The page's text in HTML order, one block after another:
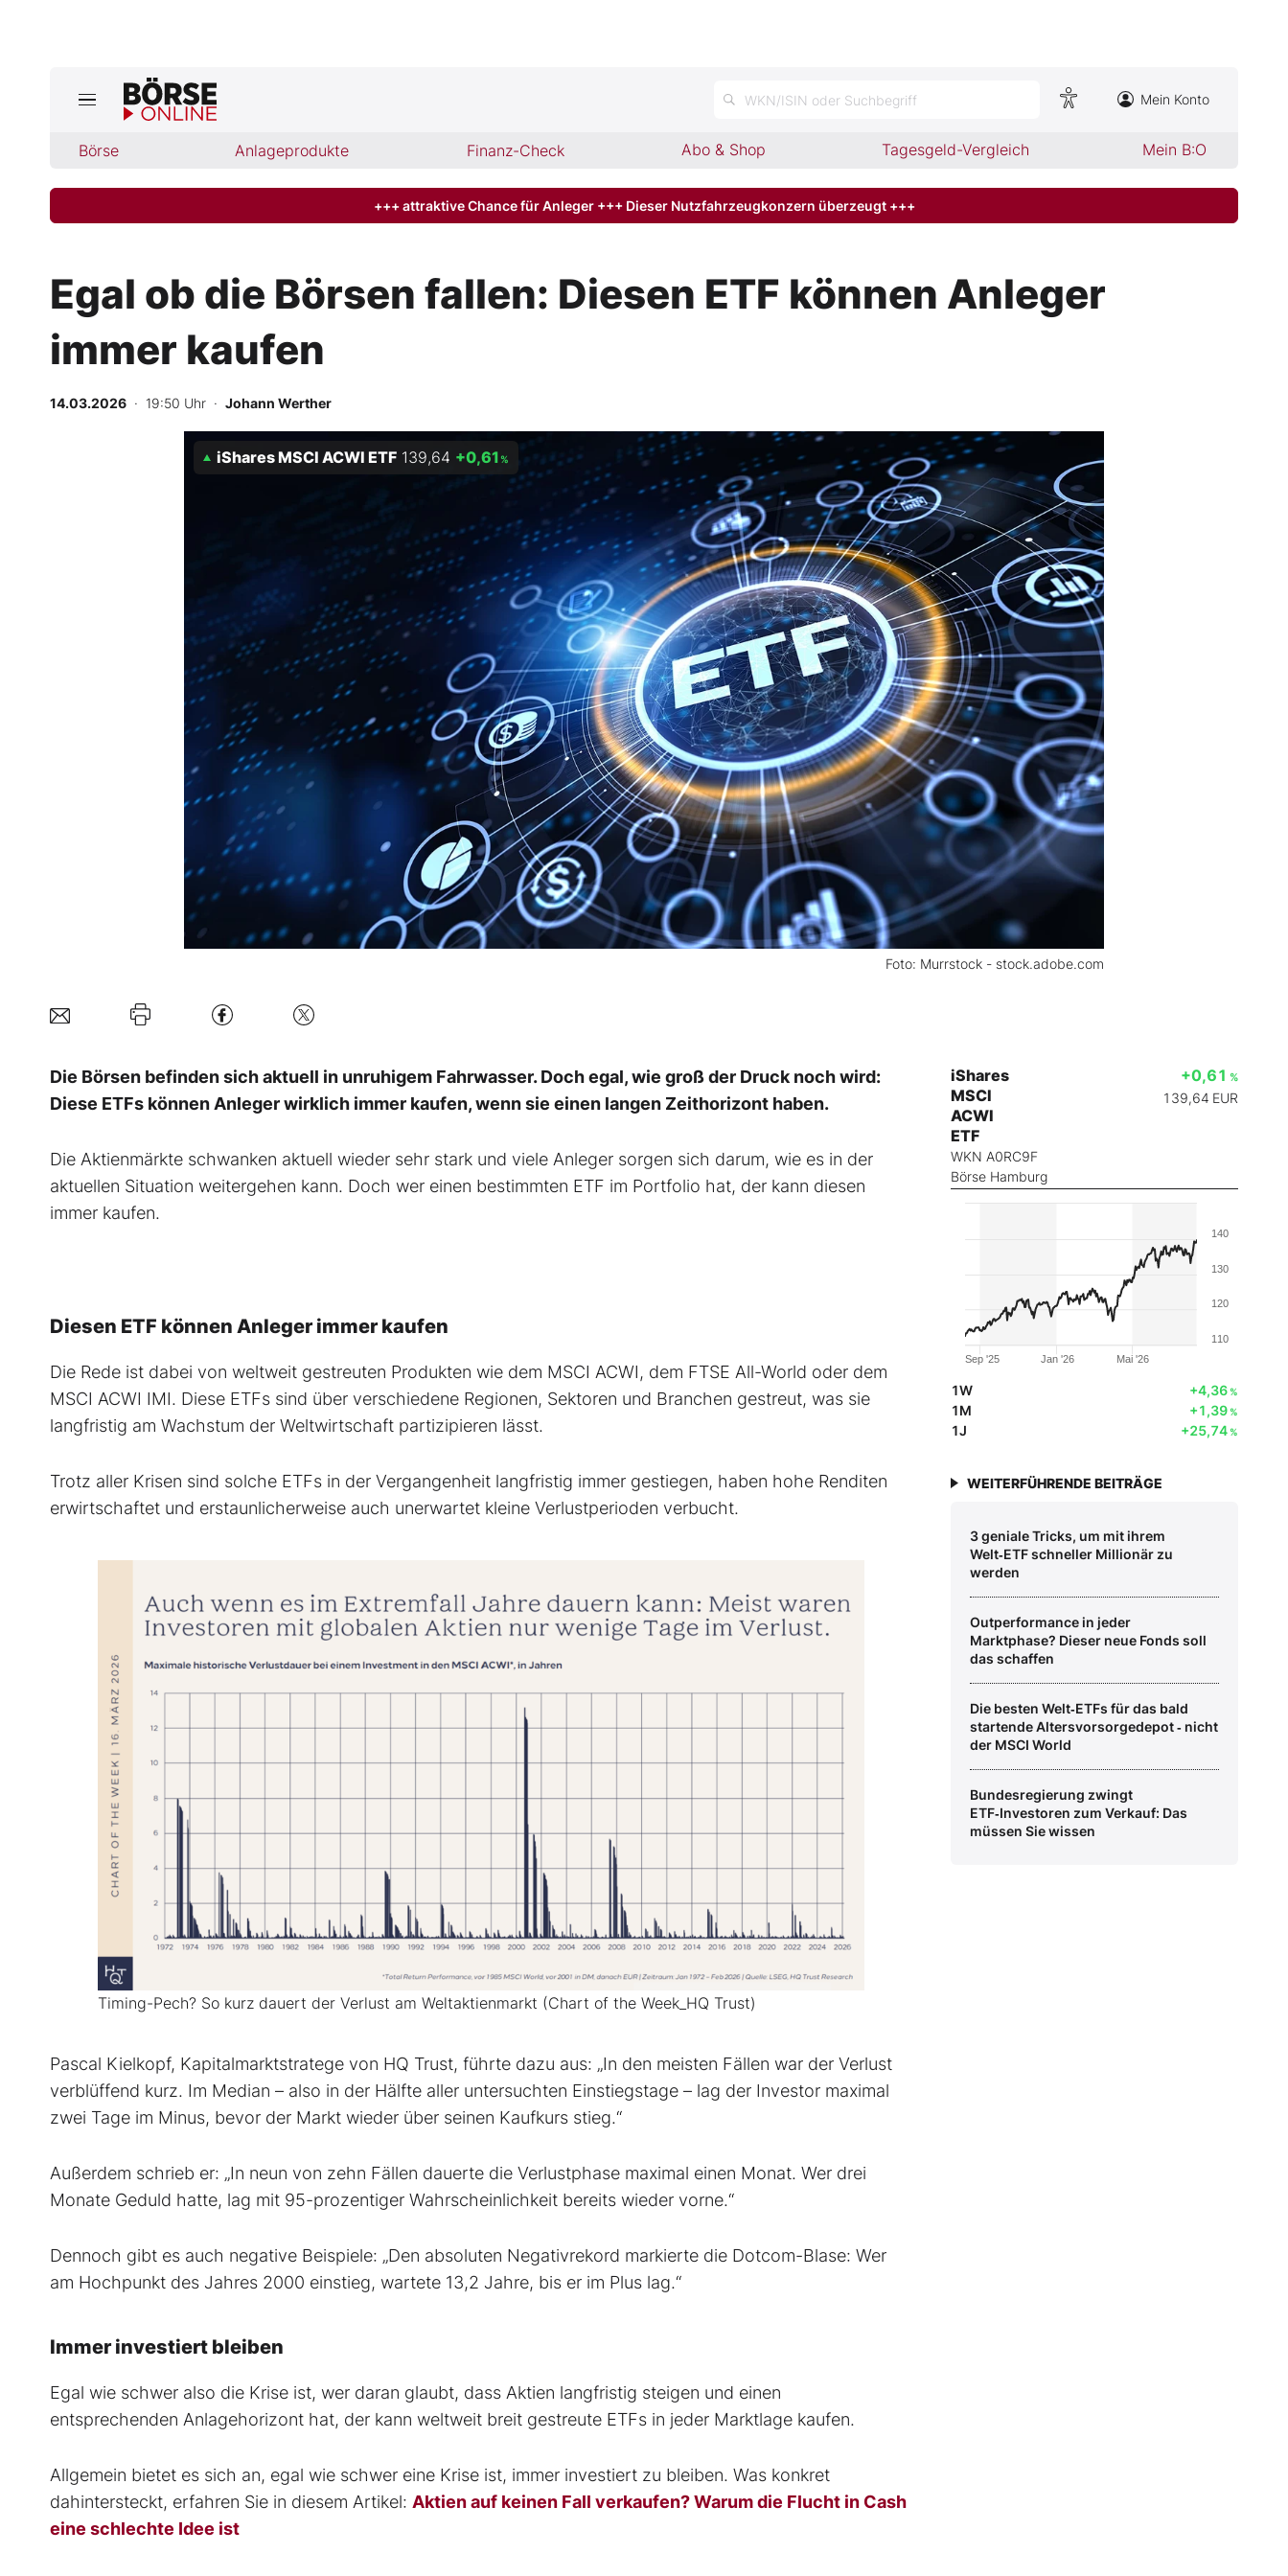
WKN/ISIN oder Suchbegriff Mein Konto
Börse Anlageprodukte Finanz-Check Abo & Shop Tagesgeld-Vergleich Mein B:O
Börse
Abo & Shop
BO-Musterdepots
Experten
Mein B:O
Folgen Sie uns
+++ attraktive Chance für Anleger +++ Dieser Nutzfahrzeugkonzern überzeugt +++
Egal ob die Börsen fallen: Diesen ETF können Anleger
immer kaufen
14.03.2026 · 19:50 Uhr · Johann Werther
Foto: Murrstock - stock.adobe.com
iShares MSCI ACWI ETF 139,64 +0,61 %
Die Börsen befinden sich aktuell in unruhigem Fahrwasser. Doch egal, wie groß der Druck noch wird:
Diese ETFs können Anleger wirklich immer kaufen, wenn sie einen langen Zeithorizont haben.
Die Aktienmärkte schwanken aktuell wieder sehr stark und viele Anleger sorgen sich darum, wie es in der
aktuellen Situation weitergehen kann. Doch wer einen bestimmten ETF im Portfolio hat, der kann diesen
immer kaufen.
Diesen ETF können Anleger immer kaufen
Die Rede ist dabei von weltweit gestreuten Produkten wie dem MSCI ACWI, dem FTSE All-World oder dem
MSCI ACWI IMI. Diese ETFs sind über verschiedene Regionen, Sektoren und Branchen gestreut, was sie
langfristig am Wachstum der Weltwirtschaft partizipieren lässt.
Trotz aller Krisen sind solche ETFs in der Vergangenheit langfristig immer gestiegen, haben hohe Renditen
erwirtschaftet und erstaunlicherweise auch unerwartet kleine Verlustperioden verbucht.
Timing-Pech? So kurz dauert der Verlust am Weltaktienmarkt (Chart of the Week_HQ Trust)
Pascal Kielkopf, Kapitalmarktstratege von HQ Trust, führte dazu aus: „In den meisten Fällen war der Verlust
verblüffend kurz. Im Median – also in der Hälfte aller untersuchten Einstiegstage – lag der Investor maximal
zwei Tage im Minus, bevor der Markt wieder über seinen Kaufkurs stieg.“
Außerdem schrieb er: „In neun von zehn Fällen dauerte die Verlustphase maximal einen Monat. Wer drei
Monate Geduld hatte, lag mit 95-prozentiger Wahrscheinlichkeit bereits wieder vorne.“
Dennoch gibt es auch negative Beispiele: „Den absoluten Negativrekord markierte die Dotcom-Blase: Wer
am Hochpunkt des Jahres 2000 einstieg, wartete 13,2 Jahre, bis er im Plus lag.“
Immer investiert bleiben
Egal wie schwer also die Krise ist, wer daran glaubt, dass Aktien langfristig steigen und einen
entsprechenden Anlagehorizont hat, der kann weltweit breit gestreute ETFs in jeder Marktlage kaufen.
Allgemein bietet es sich an, egal wie schwer eine Krise ist, immer investiert zu bleiben. Was konkret
dahintersteckt, erfahren Sie in diesem Artikel: Aktien auf keinen Fall verkaufen? Warum die Flucht in Cash
eine schlechte Idee ist
iShares
MSCI
ACWI
ETF
WKN A0RC9F
Börse Hamburg
+0,61 %
139,64 EUR
Jan '26
Sep '25 Mai '26
110
120
130
140
1W +4,36%
1M +1,39%
1J +25,74%
WEITERFÜHRENDE BEITRÄGE
3 geniale Tricks, um mit ihrem
Welt‑ETF schneller Millionär zu
werden
Outperformance in jeder
Marktphase? Dieser neue Fonds soll
das schaffen
Die besten Welt‑ETFs für das bald
startende Altersvorsorgedepot ‑ nicht
der MSCI World
Bundesregierung zwingt
ETF‑Investoren zum Verkauf: Das
müssen Sie wissen